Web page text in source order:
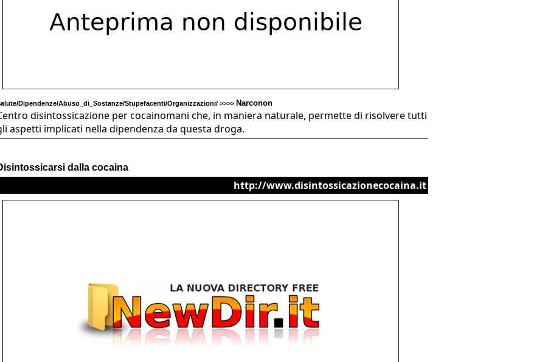
Dipendenze/Abuso_di_Sostanze/Stupefacenti/Organizzazioni/ >>>> Narconon
disintossicazione per cocainomani che, in maniera naturale, permette di risolvere tutti
aspetti implicati nella dipendenza da questa droga.
dalla cocaina
http://www.disintossicazionecocaina.it